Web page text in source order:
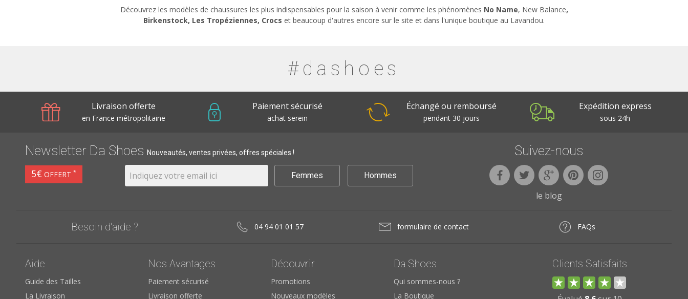
Découvrez les modèles de chaussures les plus indispensables pour la saison à venir comme les phénomènes No Name, New Balance,
Birkenstock, Les Tropéziennes, Crocs et beaucoup d'autres encore sur le site et dans l'unique boutique au Lavandou.
#dashoes
Livraison offerte
en France métropolitaine
Paiement sécurisé
achat serein
Échangé ou remboursé
pendant 30 jours
Expédition express
sous 24h
Newsletter Da ShoesNouveautés, ventes privées, offres spéciales !
5€ OFFERT* Femmes Hommes
Suivez-nous
le blog
Besoin d'aide ? 04 94 01 01 57 formulaire de contact FAQs
Aide
Guide des Tailles
La Livraison
Nos Avantages
Paiement sécurisé
Livraison offerte
Découvrir
Promotions
Nouveaux modèles
Da Shoes
Qui sommes-nous ?
La Boutique
Clients Satisfaits